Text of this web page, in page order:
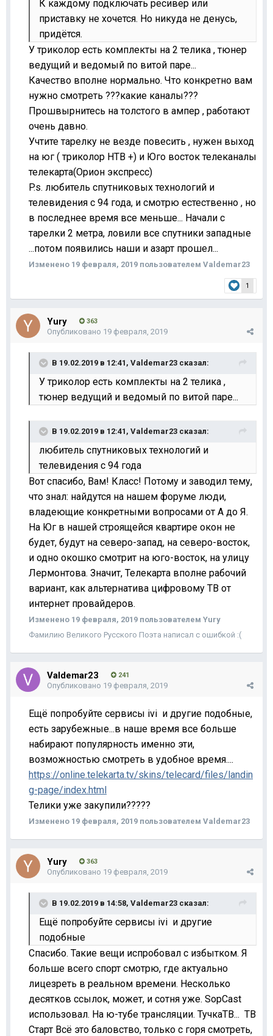
К каждому подключать ресивер или
приставку не хочется. Но никуда не денусь,
придётся.
У триколор есть комплекты на 2 телика , тюнер
ведущий и ведомый по витой паре...
Качество вполне нормально. Что конкретно вам
нужно смотреть ???какие каналы???
Прошвырнитесь на толстого в ампер , работают
очень давно.
Учтите тарелку не везде повесить , нужен выход
на юг ( триколор НТВ +) и Юго восток телеканалы
телекарта(Орион экспресс)
P.s. любитель спутниковых технологий и
телевидения с 94 года, и смотрю естественно , но
в последнее время все меньше... Начали с
тарелки 2 метра, ловили все спутники западные
...потом появились наши и азарт прошел...
Изменено 19 февраля, 2019 пользователем Valdemar23
1
Yury 363
Опубликовано 19 февраля, 2019
В 19.02.2019 в 12:41, Valdemar23 сказал:
У триколор есть комплекты на 2 телика ,
тюнер ведущий и ведомый по витой паре...
В 19.02.2019 в 12:41, Valdemar23 сказал:
любитель спутниковых технологий и
телевидения с 94 года
Вот спасибо, Вам! Класс! Потому и заводил тему,
что знал: найдутся на нашем форуме люди,
владеющие конкретными вопросами от А до Я.
На Юг в нашей строящейся квартире окон не
будет, будут на северо-запад, на северо-восток,
и одно окошко смотрит на юго-восток, на улицу
Лермонтова. Значит, Телекарта вполне рабочий
вариант, как альтернатива цифровому ТВ от
интернет провайдеров.
Изменено 19 февраля, 2019 пользователем Yury
Фамилию Великого Русского Поэта написал с ошибкой :(
Valdemar23 241
Опубликовано 19 февраля, 2019
Ещё попробуйте сервисы ivi и другие подобные,
есть зарубежные...в наше время все больше
набирают популярность именно эти,
возможностью смотреть в удобное время....
https://online.telekarta.tv/skins/telecard/files/landin
g-page/index.html
Телики уже закупили?????
Изменено 19 февраля, 2019 пользователем Valdemar23
Yury 363
Опубликовано 19 февраля, 2019
В 19.02.2019 в 14:58, Valdemar23 сказал:
Ещё попробуйте сервисы ivi и другие
подобные
Спасибо. Такие вещи испробовал с избытком. Я
больше всего спорт смотрю, где актуально
лицезреть в реальном времени. Несколько
десятков ссылок, может, и сотня уже. SopCast
использовал. На ю-тубе трансляции. ТучкаТВ... ТВ
Старт Всё это баловство, только с горя смотреть,